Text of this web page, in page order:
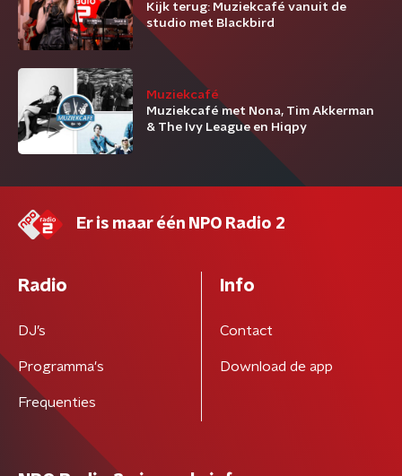
Kijk terug: Muziekcafé vanuit de
studio met Blackbird
Muziekcafé
Muziekcafé met Nona, Tim Akkerman
& The Ivy League en Hiqpy
Er is maar één NPO Radio 2
Radio
DJ’s
Programma's
Frequenties
Info
Contact
Download de app